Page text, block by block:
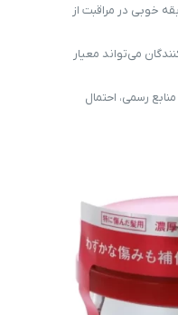
خوبی در مراقبت از
می‌تواند معیار
رسمی، احتمال